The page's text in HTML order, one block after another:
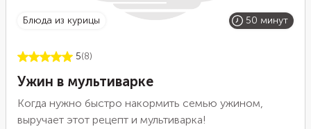
блюда из курицы 50 минут
5(8)
Ужин в мультиварке
Когда нужно быстро накормить семью ужином,
выручает этот рецепт и мультиварка!